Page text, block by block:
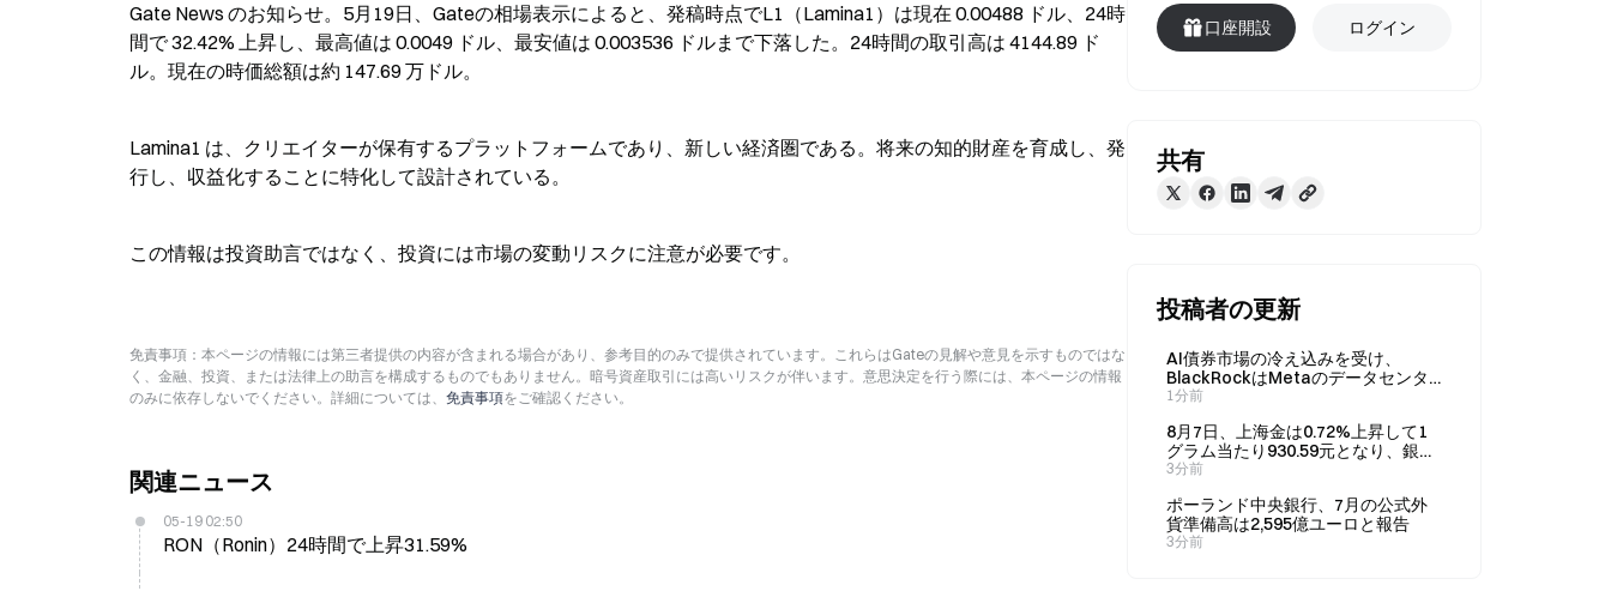
Gate News のお知らせ。5月19日、Gateの相場表示によると、発稿時点でL1（Lamina1）は現在 0.00488 ドル、24時
間で 32.42% 上昇し、最高値は 0.0049 ドル、最安値は 0.003536 ドルまで下落した。24時間の取引高は 4144.89 ド
ル。現在の時価総額は約 147.69 万ドル。
Lamina1 は、クリエイターが保有するプラットフォームであり、新しい経済圏である。将来の知的財産を育成し、発
行し、収益化することに特化して設計されている。
この情報は投資助言ではなく、投資には市場の変動リスクに注意が必要です。
免責事項：本ページの情報には第三者提供の内容が含まれる場合があり、参考目的のみで提供されています。これらはGateの見解や意見を示すものではな
く、金融、投資、または法律上の助言を構成するものでもありません。暗号資産取引には高いリスクが伴います。意思決定を行う際には、本ページの情報
のみに依存しないでください。詳細については、 免責事項をご確認ください。
関連ニュース
05-19 02:50
RON（Ronin）24時間で上昇31.59%
口座開設 ログイン
共有
投稿者の更新
AI債券市場の冷え込みを受け、
BlackRockはMetaのデータセンタ
ー債務の売却先を長期投資家に変更
1分前
8月7日、上海金は0.72%上昇して1
グラム当たり930.59元となり、銀は
2.44%上昇した。
3分前
ポーランド中央銀行、7月の公式外
貨準備高は2,595億ユーロと報告
3分前